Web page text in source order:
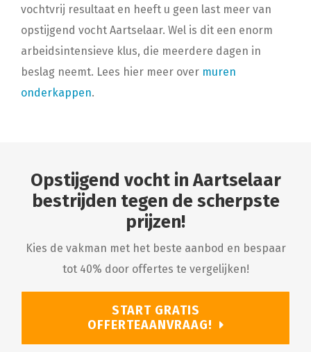
vochtvrij resultaat en heeft u geen last meer van
opstijgend vocht Aartselaar. Wel is dit een enorm
arbeidsintensieve klus, die meerdere dagen in
beslag neemt. Lees hier meer over muren
onderkappen.
Opstijgend vocht in Aartselaar
bestrijden tegen de scherpste
prijzen!
Kies de vakman met het beste aanbod en bespaar
tot 40% door offertes te vergelijken!
START GRATIS
OFFERTEAANVRAAG!